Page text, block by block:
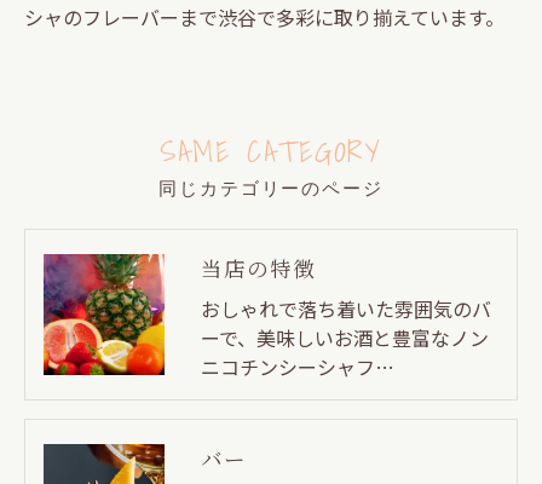
シャのフレーバーまで渋谷で多彩に取り揃えています。
同じカテゴリーのページ
SAME CATEGORY
当店の特徴
おしゃれで落ち着いた雰囲気のバ
ーで、美味しいお酒と豊富なノン
ニコチンシーシャフ…
バー